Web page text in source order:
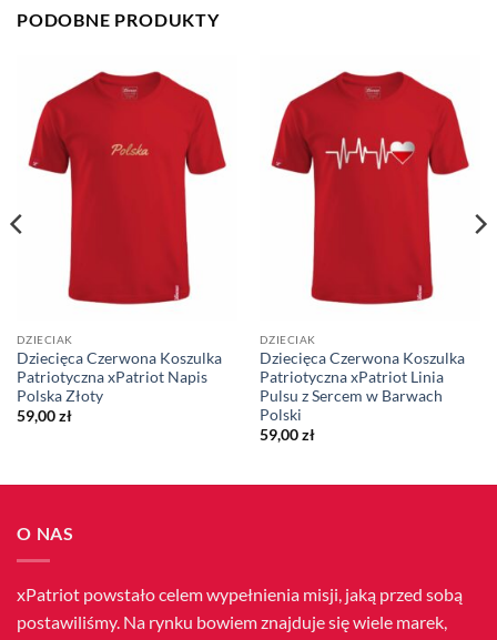
PODOBNE PRODUKTY
DZIECIAK
Dziecięca Czerwona Koszulka
Patriotyczna xPatriot Napis
Polska Złoty
59,00zł
DZIECIAK
Dziecięca Czerwona Koszulka
Patriotyczna xPatriot Linia
Pulsu z Sercem w Barwach
Polski
59,00zł
O NAS
xPatriot powstało celem wypełnienia misji, jaką przed sobą
postawiliśmy. Na rynku bowiem znajduje się wiele marek,